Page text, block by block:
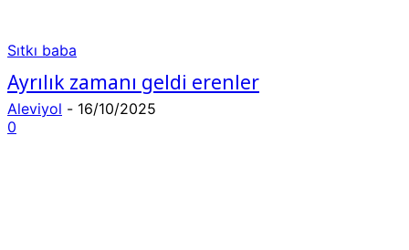
Sıtkı baba
Ayrılık zamanı geldi erenler
Aleviyol - 16/10/2025
0